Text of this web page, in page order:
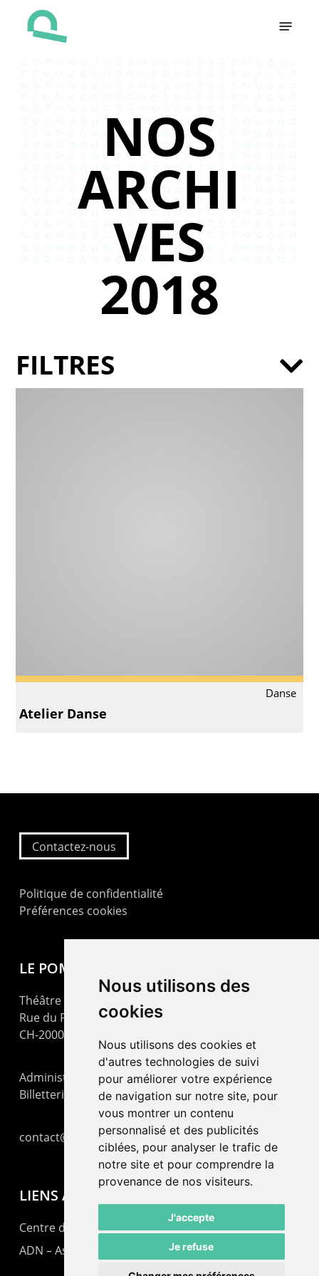
Nous utilisons des
cookies
Nous utilisons des cookies et
d'autres technologies de suivi
pour améliorer votre expérience
de navigation sur notre site, pour
vous montrer un contenu
personnalisé et des publicités
ciblées, pour analyser le trafic de
notre site et pour comprendre la
provenance de nos visiteurs.
J'accepte
Je refuse
NOS
ARCHI
VES
2018
Danse
Atelier Danse
FILTRES
Contactez-nous
Politique de confidentialité
Préférences cookies
LE POMMIER
Théâtre – Centre Culturel Neuchâtelois
Rue du Pommier 9
CH-2000 Neuchâtel
Administration : +41 32 725 03 03
Billetterie : +41 32 725 05 05
contact@lepommier.ch
LIENS AMIS
Centre de culture ABC
ADN – Association Danse Neuchâtel